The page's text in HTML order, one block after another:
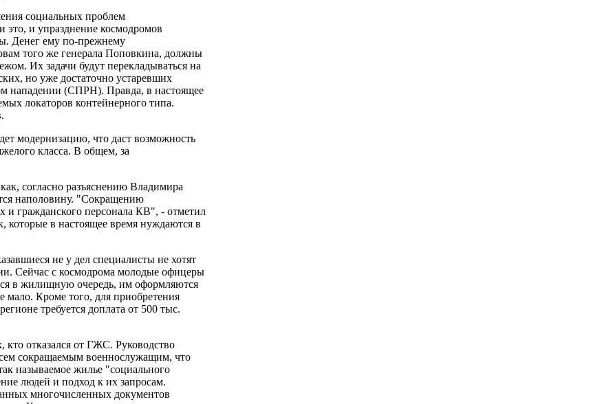
социальных проблем
и упразднение космодромов
Денег ему по-прежнему
того же генерала Поповкина, должны
Их задачи будут перекладываться на
но уже достаточно устаревших
нападении (СПРН). Правда, в настоящее
локаторов контейнерного типа.
модернизацию, что даст возможность
класса. В общем, за
согласно разъяснению Владимира
наполовину. "Сокращению
и гражданского персонала КВ", - отметил
которые в настоящее время нуждаются в
не у дел специалисты не хотят
Сейчас с космодрома молодые офицеры
в жилищную очередь, им оформляются
Кроме того, для приобретения
требуется доплата от 500 тыс.
отказался от ГЖС. Руководство
сокращаемым военнослужащим, что
называемое жилье "социального
людей и подход к их запросам.
многочисленных документов